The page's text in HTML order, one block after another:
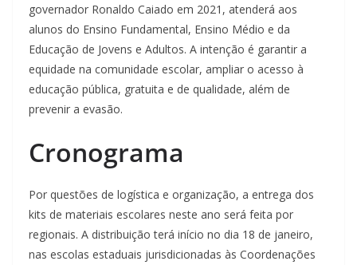
governador Ronaldo Caiado em 2021, atenderá aos
alunos do Ensino Fundamental, Ensino Médio e da
Educação de Jovens e Adultos. A intenção é garantir a
equidade na comunidade escolar, ampliar o acesso à
educação pública, gratuita e de qualidade, além de
prevenir a evasão.
Cronograma
Por questões de logística e organização, a entrega dos
kits de materiais escolares neste ano será feita por
regionais. A distribuição terá início no dia 18 de janeiro,
nas escolas estaduais jurisdicionadas às Coordenações